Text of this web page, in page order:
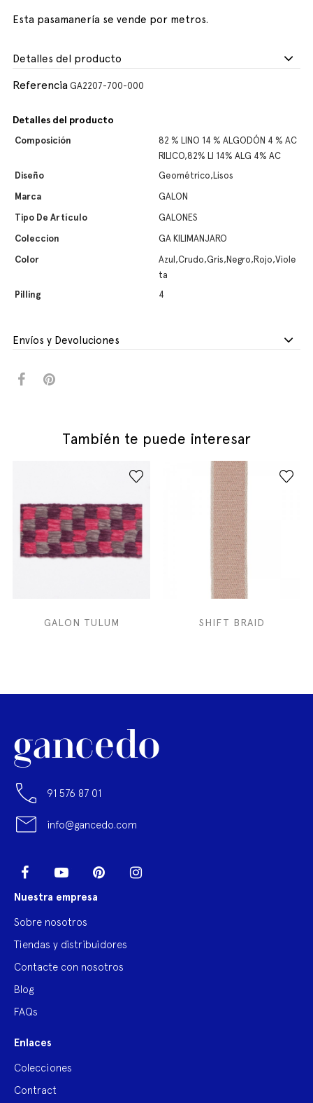
Esta pasamanería se vende por metros.
Detalles del producto
Referencia GA2207-700-000
Detalles del producto
Composición
82 % LINO 14 % ALGODÓN 4 % AC
RILICO,82% LI 14% ALG 4% AC
Diseño
Geométrico,Lisos
Marca
GALON
Tipo De Artículo
GALONES
Coleccion
GA KILIMANJARO
Color
Azul,Crudo,Gris,Negro,Rojo,Viole
ta
Pilling
4
Envíos y Devoluciones
También te puede interesar
GALON TULUM SHIFT BRAID
91 576 87 01
info@gancedo.com
Facebook YouTube Pinterest
Nuestra empresa
Sobre nosotros
Tiendas y distribuidores
Contacte con nosotros
Blog
FAQs
Enlaces
Colecciones
Contract